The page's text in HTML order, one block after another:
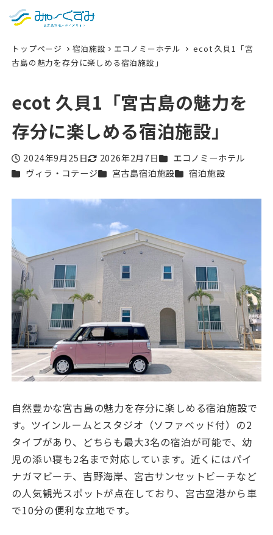
한국어
検索
トップページ 宿泊施設 エコノミーホテル
ecot 久貝1「宮
古島の魅力を存分に楽しめる宿泊施設」
ecot 久貝1「宮古島の魅力を
存分に楽しめる宿泊施設」
投稿日
2024年9月25日
更新日
2026年2月7日カテゴリー
エコノミーホテル
カテゴリー
ヴィラ・コテージカテゴリー
宮古島宿泊施設カテゴリー
宿泊施設
自然豊かな宮古島の魅力を存分に楽しめる宿泊施設で
す。ツインルームとスタジオ（ソファベッド付）の2
タイプがあり、どちらも最大3名の宿泊が可能で、幼
児の添い寝も2名まで対応しています。近くにはパイ
ナガマビーチ、吉野海岸、宮古サンセットビーチなど
の人気観光スポットが点在しており、宮古空港から車
で10分の便利な立地です。